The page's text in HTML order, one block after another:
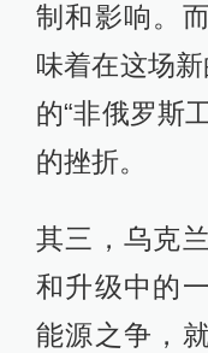
制和影响。
味着在这场
的“非俄罗斯
的挫折。
其三，乌克
和升级中的
能源之争，